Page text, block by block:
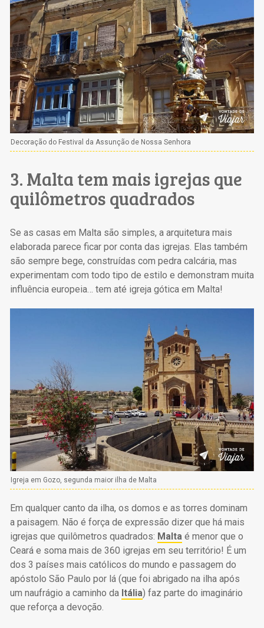
Decoração do Festival da Assunção de Nossa Senhora
3. Malta tem mais igrejas que
quilômetros quadrados
Se as casas em Malta são simples, a arquitetura mais
elaborada parece ficar por conta das igrejas. Elas também
são sempre bege, construídas com pedra calcária, mas
experimentam com todo tipo de estilo e demonstram muita
influência europeia… tem até igreja gótica em Malta!
Igreja em Gozo, segunda maior ilha de Malta
Em qualquer canto da ilha, os domos e as torres dominam
a paisagem. Não é força de expressão dizer que há mais
igrejas que quilômetros quadrados: Maltaé menor que o
Ceará e soma mais de 360 igrejas em seu território! É um
dos 3 países mais católicos do mundo e passagem do
apóstolo São Paulo por lá (que foi abrigado na ilha após
um naufrágio a caminho da Itália) faz parte do imaginário
que reforça a devoção.